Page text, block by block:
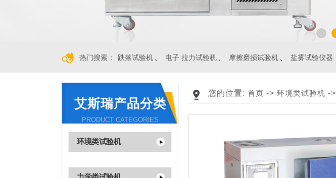
热门搜索： 跌落试验机 电子 拉力试验机 摩擦磨损试验机 盐雾试验仪器
艾斯瑞产品分类
PRODUCT CATEGORIES
环境类试验机
您的位置: 首页 -> 环境类试验机 ->